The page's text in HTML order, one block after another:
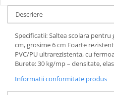
Descriere
Specificatii: Saltea scolara
cm, grosime 6 cm Foarte
PVC/PU ultrarezistenta, cu
Burete: 30 kg/mp – densitate,
Informatii conformitate produs